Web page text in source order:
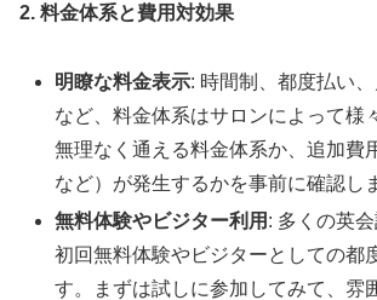
2. 料金体系と費用対効果
明瞭な料金表示: 時間制、都度払い
など、料金体系はサロンによって様
無理なく通える料金体系か、追加費
など）が発生するかを事前に確認し
無料体験やビジター利用 : 多くの英会
初回無料体験やビジターとしての都
す。まずは試しに参加してみて、雰